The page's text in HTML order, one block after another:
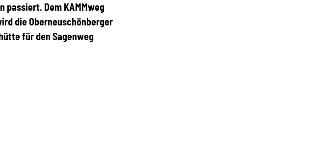
passiert. Dem KAMMweg
die Oberneuschönberger
für den Sagenweg